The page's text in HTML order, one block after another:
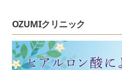
OZUMIクリニック